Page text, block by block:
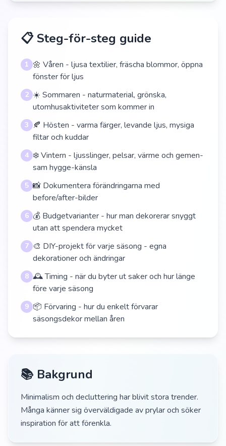
📋 Steg-för-steg guide
1 🌼 Våren - ljusa textilier, fräscha blommor, öppna
fönster för ljus
2 ☀️ Sommaren - naturmaterial, grönska,
utomhusaktiviteter som kommer in
3 🍂 Hösten - varma färger, levande ljus, mysiga
filtar och kuddar
4 ❄️ Vintern - ljusslinger, pelsar, värme och gemen-
sam hygge-känsla
5 📸 Dokumentera förändringarna med
before/after-bilder
6 💰 Budgetvarianter - hur man dekorerar snyggt
utan att spendera mycket
7 🎨 DIY-projekt för varje säsong - egna
dekorationer och ändringar
8 🕰️ Timing - när du byter ut saker och hur länge
före varje säsong
9 📦 Förvaring - hur du enkelt förvarar
säsongsdekor mellan åren
📚 Bakgrund
Minimalism och decluttering har blivit stora trender.
Många känner sig överväldigade av prylar och söker
inspiration för att förenkla.